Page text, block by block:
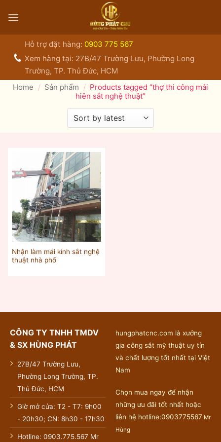
qua
Hỗ trợ đặt hàng: 0903 775 567
Xem hàng tại: 27B/47 Trường Lưu, Phường Long
Trường, TP. Thủ Đức, HCM
Home / Sản phẩm / Products tagged “thợ thi công mái
hiên sắt nghệ thuật”
Nhận làm mái kính sắt nghệ
thuật nhà phố
CÔNG TY TNHH TMDV
& SX HÙNG PHÁT
27B/47 Trường Lưu,
Phường Long Trường, TP.
Thủ Đức, HCM
Giờ mở cửa: T2 - T7: 9h00
- 20h30; CN: 8h30 - 17h30
Hotline: 0903.775.567 Mr
hungphatcnc.com là xưởng
gia công sắt mỹ thuật uy tín
và chất lượng tốt nhất tại Việt
Nam
Chọn mua ngay để nhận
những ưu đãi tốt nhất hoặc
liên hệ hotline:0903775567 Mr
Hùng